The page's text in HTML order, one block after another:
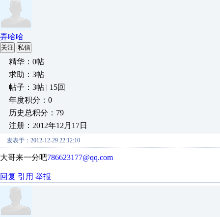
弄哈哈
关注 私信
精华：0帖
求助：3帖
帖子：3帖 | 15回
年度积分：0
历史总积分：79
注册：2012年12月17日
发表于：2012-12-29 22:12:10
大哥来一分吧786623177@qq.com
回复 引用 举报